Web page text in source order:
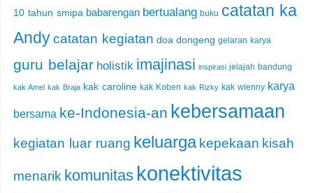
10 tahun smipa babarengan bertualang buku catatan ka
Andycatatan kegiatan doa dongeng gelaran karya
guru belajar holistik imajinasi inspirasi jelajah bandung
kak Amel kak Braja kak caroline kak Koben kak Rizky kak wienny karya
bersama ke-Indonesia-an kebersamaan
kegiatan luar ruang keluarga kepekaan kisah
menarik komunitas konektivitas